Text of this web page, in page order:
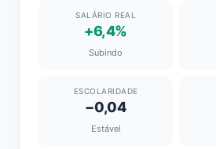
SALÁRIO REAL
+6,4%
Subindo
ESCOLARIDADE
−0,04
Estável